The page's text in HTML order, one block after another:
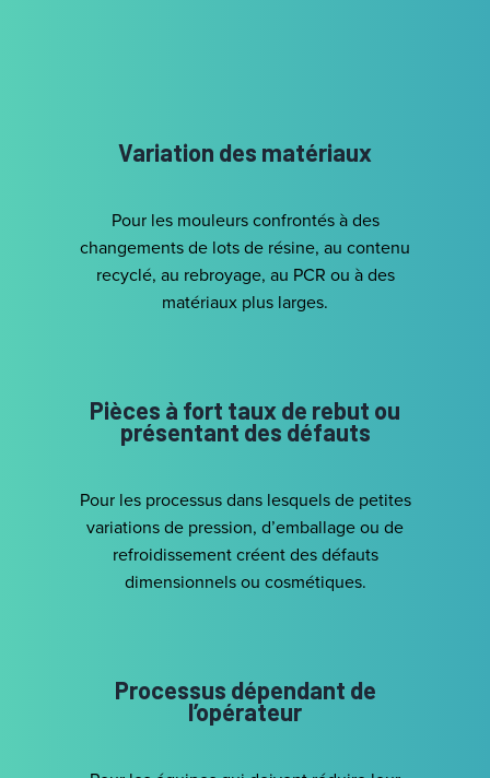
Variation des matériaux
Pour les mouleurs confrontés à des
changements de lots de résine, au contenu
recyclé, au rebroyage, au PCR ou à des
matériaux plus larges.
Pièces à fort taux de rebut ou
présentant des défauts
Pour les processus dans lesquels de petites
variations de pression, d’emballage ou de
refroidissement créent des défauts
dimensionnels ou cosmétiques.
Processus dépendant de
l’opérateur